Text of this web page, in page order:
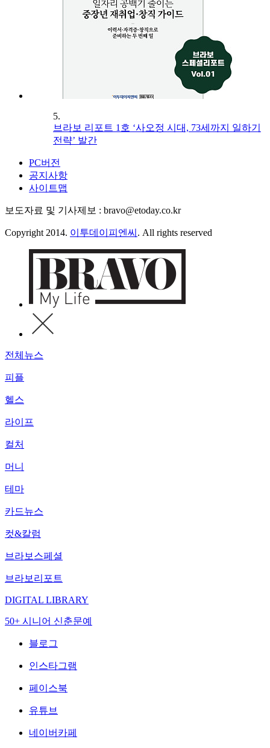
5.
브라보 리포트 1호 ‘사오정 시대, 73세까지 일하기
전략’ 발간
PC버전
공지사항
사이트맵
보도자료 및 기사제보 : bravo@etoday.co.kr
Copyright 2014. 이투데이피엔씨 . All rights reserved
전체뉴스
피플
헬스
라이프
컬처
머니
테마
카드뉴스
컷&칼럼
브라보스페셜
브라보리포트
DIGITAL LIBRARY
50+ 시니어 신춘문예
블로그
인스타그램
페이스북
유튜브
네이버카페